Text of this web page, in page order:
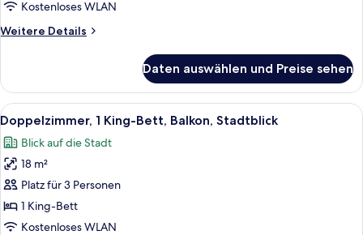
1 King-
Bett
anzeigen
Kostenloses WLAN
Weitere Details
Weitere
Doppelzimmer,
1 King-
Bett
Daten auswählen und Preise sehen
Alle
Fotos
für
Doppelzimmer,
1 King-
Bett,
Balkon,
Doppelzimmer, 1 King-Bett, Balkon,
7
Doppelzimmer, 1 King-Bett, Balkon, Stadtblick
Blick auf die Stadt
18 m²
Platz für 3 Personen
1 King-Bett
Kostenloses WLAN